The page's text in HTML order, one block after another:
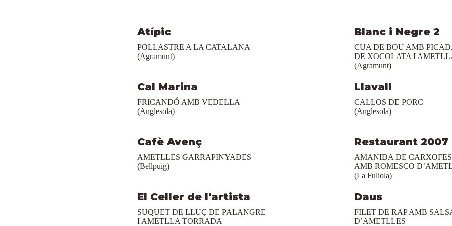
Atípic
POLLASTRE A LA CATALANA
(Agramunt)
Cal Marina
FRICANDÓ AMB VEDELLA
(Anglesola)
Cafè Avenç
AMETLLES GARRAPINYADES
(Bellpuig)
El Celler de l'artista
SUQUET DE LLUÇ DE PALANGRE
I AMETLLA TORRADA
Blanc i Negre 2
CUA DE BOU AMB
DE XOCOLATA I
(Agramunt)
Llavall
CALLOS DE PORC
(Anglesola)
Restaurant 2007
AMANIDA DE CARXOFES
AMB ROMESCO
(La Fuliola)
Daus
FILET DE RAP AMB
D’AMETLLES